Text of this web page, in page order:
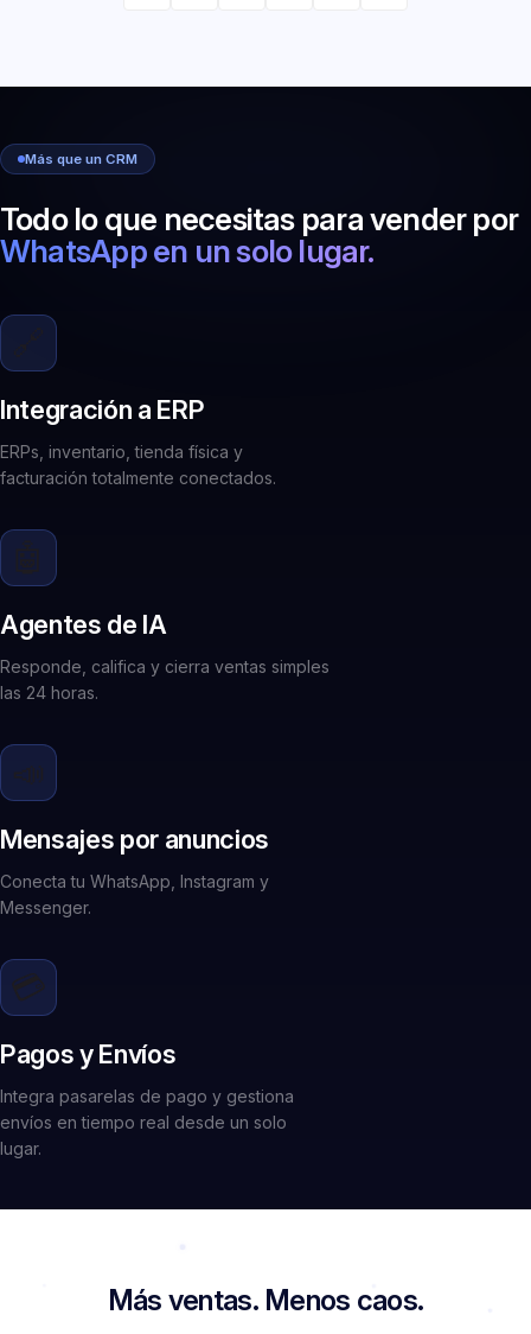
Más que un CRM
Todo lo que necesitas para vender por
WhatsApp en un solo lugar.
Integración a ERP
ERPs, inventario, tienda física y
facturación totalmente conectados.
Agentes de IA
Responde, califica y cierra ventas simples
las 24 horas.
Mensajes por anuncios
Conecta tu WhatsApp, Instagram y
Messenger.
💳
Pagos y Envíos
Integra pasarelas de pago y gestiona
envíos en tiempo real desde un solo
lugar.
Más ventas.Menos caos.